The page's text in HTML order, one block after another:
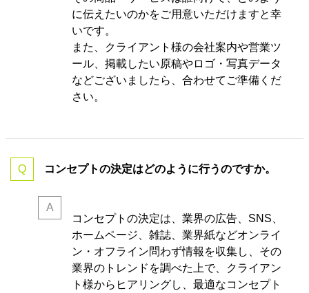
に伝えたいのかをご用意いただけますと幸
いです。
また、クライアント様の会社案内や営業ツ
ール、掲載したい原稿やロゴ・写真データ
などございましたら、合わせてご準備くだ
さい。
コンセプトの決定はどのように行うのですか。
コンセプトの決定は、業界の広告、SNS、
ホームページ、雑誌、業界紙などオンライ
ン・オフライン問わず情報を収集し、その
業界のトレンドを調べた上で、クライアン
ト様からヒアリングし、最適なコンセプト